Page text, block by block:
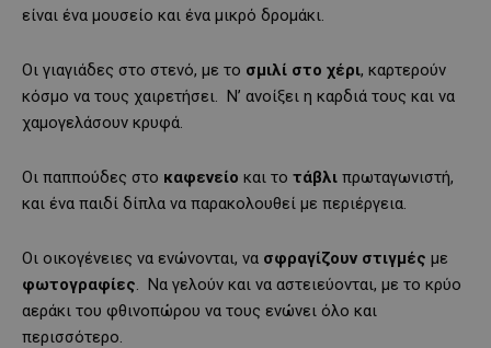
είναι ένα μουσείο και ένα μικρό δρομάκι.
Οι γιαγιάδες στο στενό, με το σμιλί στο χέρι, καρτερούν
κόσμο να τους χαιρετήσει. Ν’ ανοίξει η καρδιά τους και να
χαμογελάσουν κρυφά.
Οι παππούδες στο καφενείο και το τάβλι πρωταγωνιστή,
και ένα παιδί δίπλα να παρακολουθεί με περιέργεια.
Οι οικογένειες να ενώνονται, να σφραγίζουν στιγμές με
φωτογραφίες. Να γελούν και να αστειεύονται, με το κρύο
αεράκι του φθινοπώρου να τους ενώνει όλο και
περισσότερο.